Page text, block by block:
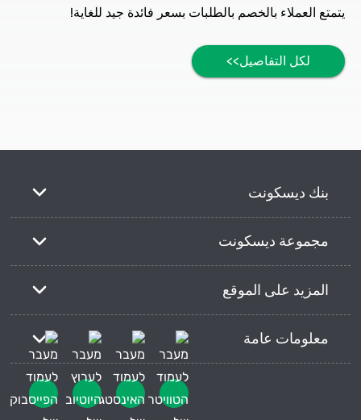
يتمتع العملاء بالخصم بالطلبات بسعر فائدة جيد للغاية!
لكل التفاصيل>>
بنك ديسكونت
مجموعة ديسكونت
المزيد على الموقع
معلومات عامة